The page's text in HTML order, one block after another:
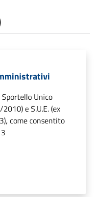
Unico
e S.U.E. (ex
come consentito